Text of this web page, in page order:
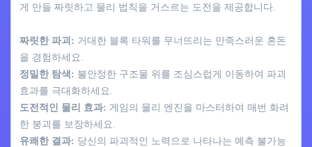
게 만들 짜릿하고 물리 법칙을 거스르는 도전을 제공합니다.
짜릿한 파괴: 거대한 블록 타워를 무너뜨리는 만족스러운 혼돈
을 경험하세요.
정밀한 탐색: 불안정한 구조물 위를 조심스럽게 이동하여 파괴
효과를 극대화하세요.
도전적인 물리 효과: 게임의 물리 엔진을 마스터하여 매번 화려
한 붕괴를 보장하세요.
유쾌한 결과: 당신의 파괴적인 노력으로 나타나는 예측 불가능